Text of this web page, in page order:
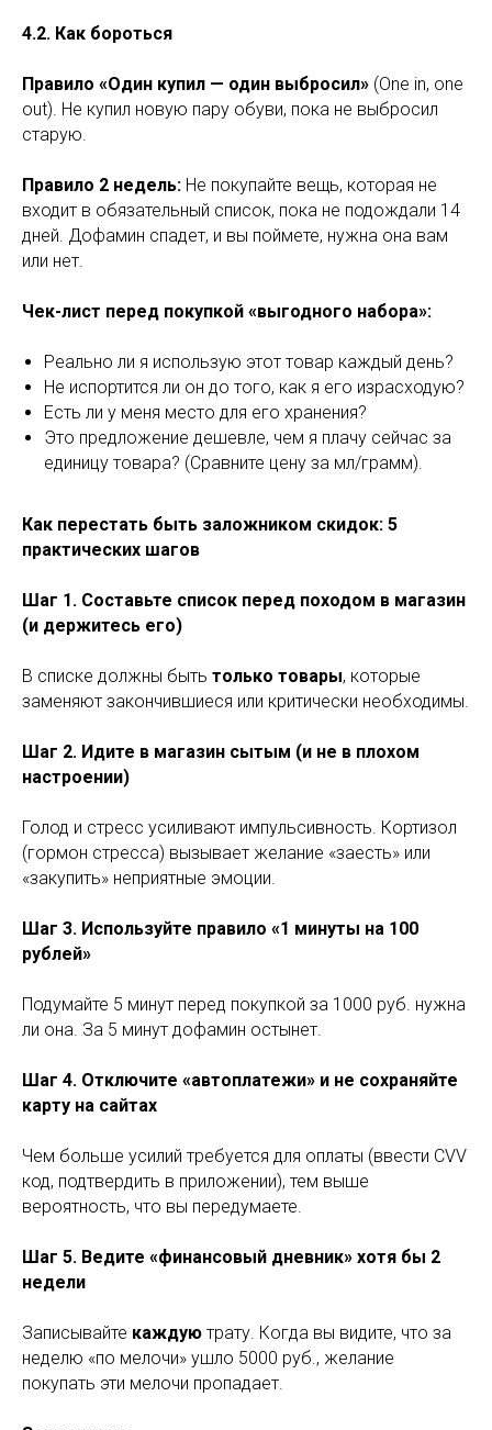
4.2. Как бороться
Правило «Один купил — один выбросил» (One in, one
out). Не купил новую пару обуви, пока не выбросил
старую.
Правило 2 недель: Не покупайте вещь, которая не
входит в обязательный список, пока не подождали 14
дней. Дофамин спадет, и вы поймете, нужна она вам
или нет.
Чек-лист перед покупкой «выгодного набора»:
Реально ли я использую этот товар каждый день?
Не испортится ли он до того, как я его израсходую?
Есть ли у меня место для его хранения?
Это предложение дешевле, чем я плачу сейчас за
единицу товара? (Сравните цену за мл/грамм).
Как перестать быть заложником скидок: 5
практических шагов
Шаг 1. Составьте список перед походом в магазин
(и держитесь его)
В списке должны быть только товары, которые
заменяют закончившиеся или критически необходимы.
Шаг 2. Идите в магазин сытым (и не в плохом
настроении)
Голод и стресс усиливают импульсивность. Кортизол
(гормон стресса) вызывает желание «заесть» или
«закупить» неприятные эмоции.
Шаг 3. Используйте правило «1 минуты на 100
рублей»
Подумайте 5 минут перед покупкой за 1000 руб. нужна
ли она. За 5 минут дофамин остынет.
Шаг 4. Отключите «автоплатежи» и не сохраняйте
карту на сайтах
Чем больше усилий требуется для оплаты (ввести CVV
код, подтвердить в приложении), тем выше
вероятность, что вы передумаете.
Шаг 5. Ведите «финансовый дневник» хотя бы 2
недели
Записывайте каждую трату. Когда вы видите, что за
неделю «по мелочи» ушло 5000 руб., желание
покупать эти мелочи пропадает.